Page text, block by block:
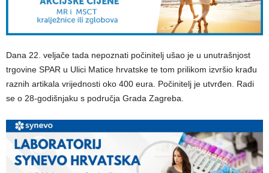
Dana 22. veljače tada nepoznati počinitelj ušao je u unutrašnjost
trgovine SPAR u Ulici Matice hrvatske te tom prilikom izvršio krađu
raznih artikala vrijednosti oko 400 eura. Počinitelj je utvrđen. Radi
se o 28-godišnjaku s područja Grada Zagreba.